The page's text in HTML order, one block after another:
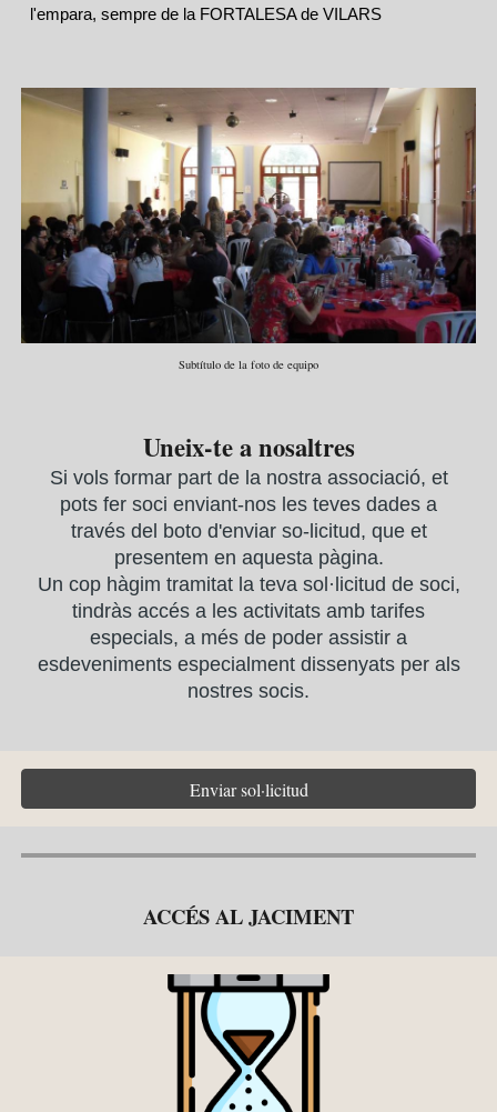
l'empara, sempre de la FORTALESA de VILARS
Subtítulo de la foto de equipo
Uneix-te a nosaltres
Si vols formar part de la nostra associació, et
pots fer soci enviant-nos les teves dades a
través del boto d'enviar so-licitud, que et
presentem en aquesta pàgina.
Un cop hàgim tramitat la teva sol·licitud de soci,
tindràs accés a les activitats amb tarifes
especials, a més de poder assistir a
esdeveniments especialment dissenyats per als
nostres socis.
Enviar sol·licitud
ACCÉS AL JACIMENT